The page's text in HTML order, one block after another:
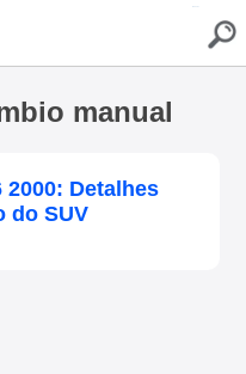
manual
Detalhes
do SUV